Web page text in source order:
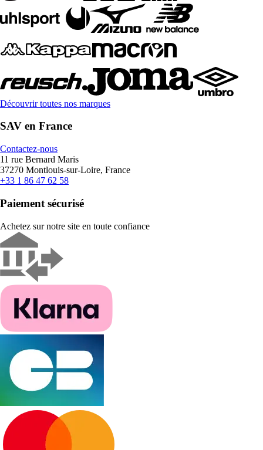
Découvrir toutes nos marques
SAV en France
Contactez-nous
11 rue Bernard Maris
37270 Montlouis-sur-Loire, France
+33 1 86 47 62 58
Paiement sécurisé
Achetez sur notre site en toute confiance